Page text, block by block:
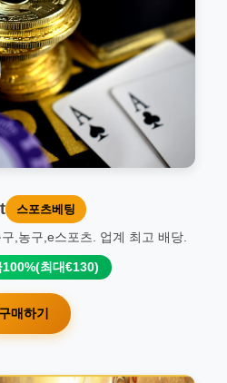
스포츠베팅
,농구,e스포츠. 업계 최고 배당.
최대€130)
구매하기